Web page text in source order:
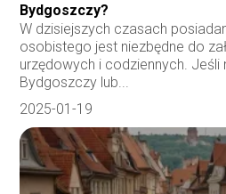
Bydgoszczy?
W dzisiejszych czasach
osobistego jest niezbędne do
urzędowych i codziennych. Jeśli
Bydgoszczy lub...
2025-01-19